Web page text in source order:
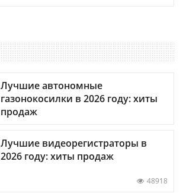
Лучшие автономные
газонокосилки в 2026 году: хиты
продаж
Лучшие видеорегистраторы в
2026 году: хиты продаж
48918